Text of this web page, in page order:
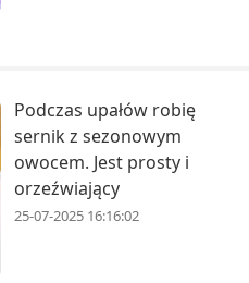
Podczas upałów robię
sernik z sezonowym
owocem. Jest prosty i
orzeźwiający
25-07-2025 16:16:02